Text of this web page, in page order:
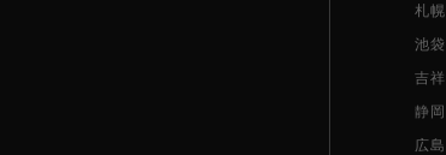
札
池
吉
静
広